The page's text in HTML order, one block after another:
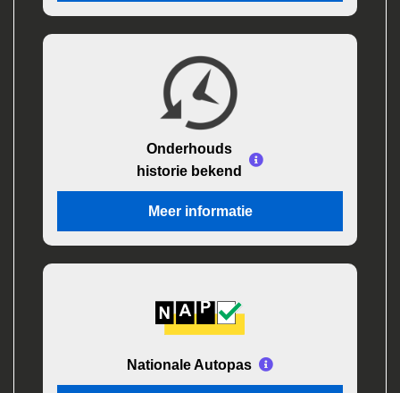
Onderhouds
historie bekend
Meer informatie
Nationale Autopas